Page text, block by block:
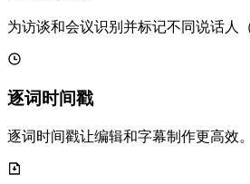
为访谈和会议识别并标记不同说话人
逐词时间戳
逐词时间戳让编辑和字幕制作更高效。